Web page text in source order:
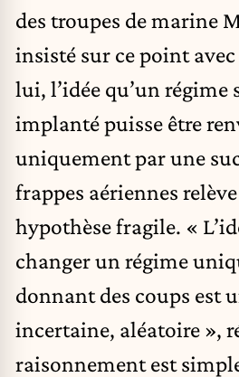
des troupes de marine
insisté sur ce point
lui, l’idée qu’un
implanté puisse être
uniquement par une
frappes aériennes
hypothèse fragile. «
changer un régime
donnant des coups est
incertaine, aléatoire »,
raisonnement est